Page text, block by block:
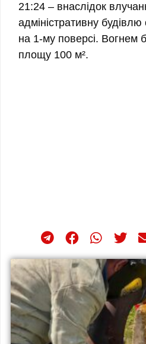
21:24 – внаслідок
адміністративну
на 1-му поверсі. Вогнем
площу 100 м².